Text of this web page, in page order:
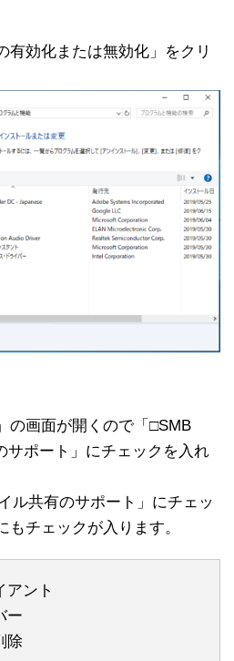
有効化または無効化」をクリ
の画面が開くので「□SMB
サポート」にチェックを入れ
ル共有のサポート」にチェッ
チェックが入ります。
アント
ー
除